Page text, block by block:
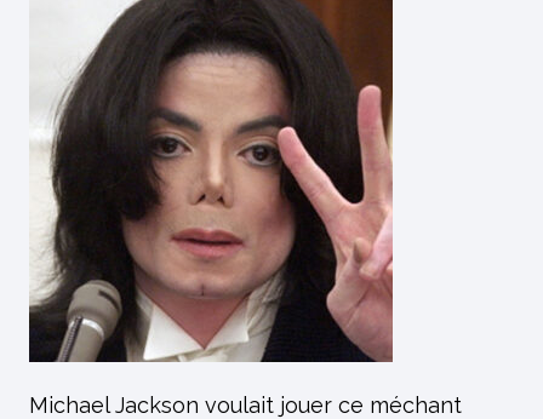
Michael Jackson voulait jouer ce méchant